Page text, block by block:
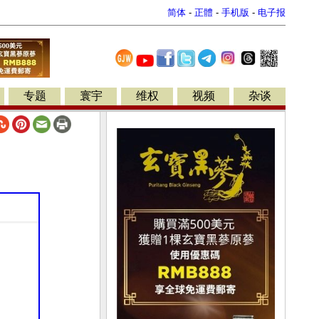
简体 - 正體 - 手机版 - 电子报
专题 寰宇 维权 视频 杂谈